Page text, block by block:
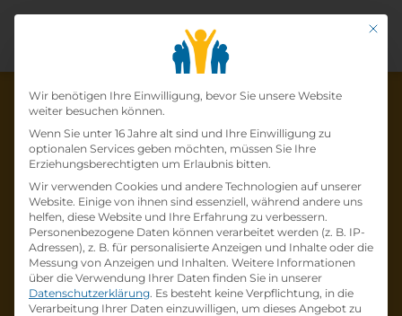
Die Lehrstelle wurde schon
besetzt!
Die LehrstelleLehre Einzelhandelskauffrau/-
mann mit Schwerpunkt FeinkostbeiSPAR
Österreichische Warenhandels-AGist schon
besetzt.
Mit
Datenschutz-
Wir benötigen Ihre Einwilligung, bevor Sie unsere Website
weiter besuchen können.
Wenn Sie unter 16 Jahre alt sind und Ihre Einwilligung zu
optionalen Services geben möchten, müssen Sie Ihre
Erziehungsberechtigten um Erlaubnis bitten.
Wir verwenden Cookies und andere Technologien auf unserer
Website. Einige von ihnen sind essenziell, während andere uns
helfen, diese Website und Ihre Erfahrung zu verbessern.
Personenbezogene Daten können verarbeitet werden (z. B. IP-
Adressen), z. B. für personalisierte Anzeigen und Inhalte oder die
Messung von Anzeigen und Inhalten. Weitere Informationen
über die Verwendung Ihrer Daten finden Sie in unserer
Datenschutzerklärung. Es besteht keine Verpflichtung, in die
Verarbeitung Ihrer Daten einzuwilligen, um dieses Angebot zu